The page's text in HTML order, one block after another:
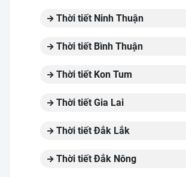
Thời tiết Ninh Thuận
Thời tiết Bình Thuận
Thời tiết Kon Tum
Thời tiết Gia Lai
Thời tiết Đắk Lắk
Thời tiết Đắk Nông